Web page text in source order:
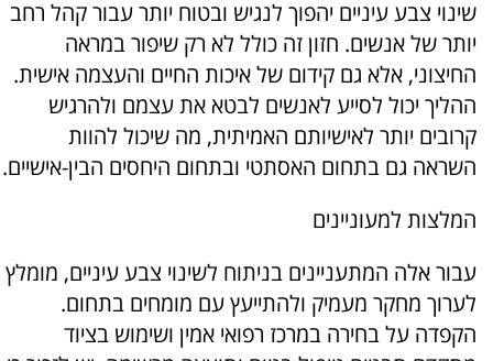
שינוי צבע עיניים יהפוך לנגיש ובטוח יותר עבור קהל רחב
יותר של אנשים. חזון זה כולל לא רק שיפור במראה
החיצוני, אלא גם קידום של איכות החיים והעצמה אישית.
ההליך יכול לסייע לאנשים לבטא את עצמם ולהרגיש
קרובים יותר לאישיותם האמיתית, מה שיכול להוות
השראה גם בתחום האסתטי ובתחום היחסים הבין-אישיים.
המלצות למעוניינים
עבור אלה המתעניינים בניתוח לשינוי צבע עיניים, מומלץ
לערוך מחקר מעמיק ולהתייעץ עם מומחים בתחום.
הקפדה על בחירה במרכז רפואי אמין ושימוש בציוד